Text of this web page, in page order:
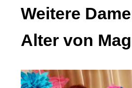
Weitere
Alter von